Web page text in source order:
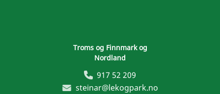
Troms og Finnmark og
Nordland
917 52 209
steinar@lekogpark.no